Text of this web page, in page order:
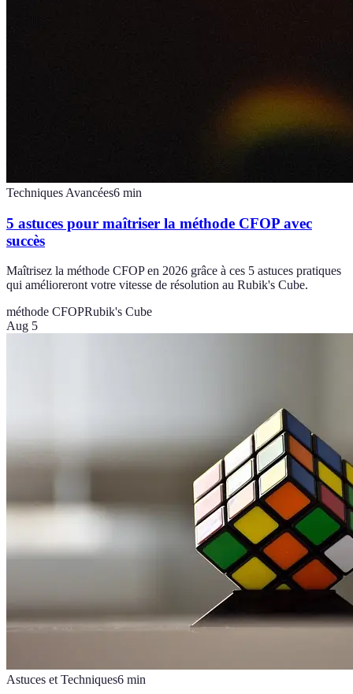
Techniques Avancées6 min
5 astuces pour maîtriser la méthode CFOP avec
succès
Maîtrisez la méthode CFOP en 2026 grâce à ces 5 astuces pratiques
qui amélioreront votre vitesse de résolution au Rubik's Cube.
méthode CFOPRubik's Cube
Aug 5
Astuces et Techniques6 min